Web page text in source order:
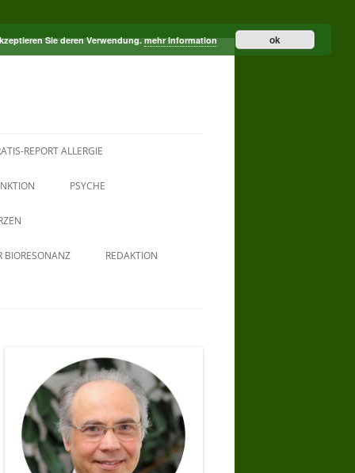
REPORT ALLERGIE
PSYCHE
BIORESONANZ REDAKTION
Sie deren Verwendung.mehr Information ok